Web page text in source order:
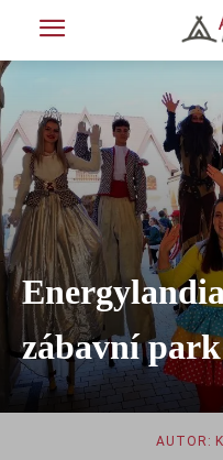
zábavní
AUTOR: